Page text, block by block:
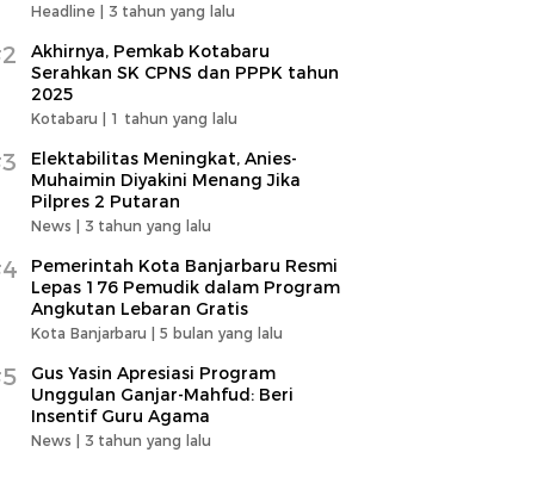
Headline | 3 tahun yang lalu
Akhirnya, Pemkab Kotabaru
Serahkan SK CPNS dan PPPK tahun
2025
Kotabaru | 1 tahun yang lalu
Elektabilitas Meningkat, Anies-
Muhaimin Diyakini Menang Jika
Pilpres 2 Putaran
News | 3 tahun yang lalu
Pemerintah Kota Banjarbaru Resmi
Lepas 176 Pemudik dalam Program
Angkutan Lebaran Gratis
Kota Banjarbaru | 5 bulan yang lalu
Gus Yasin Apresiasi Program
Unggulan Ganjar-Mahfud: Beri
Insentif Guru Agama
News | 3 tahun yang lalu